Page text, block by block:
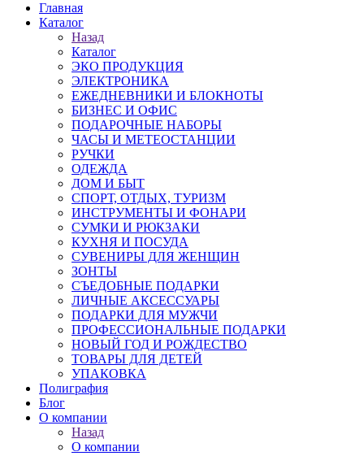
Главная
Каталог
Назад
Каталог
ЭКО ПРОДУКЦИЯ
ЭЛЕКТРОНИКА
ЕЖЕДНЕВНИКИ И БЛОКНОТЫ
БИЗНЕС И ОФИС
ПОДАРОЧНЫЕ НАБОРЫ
ЧАСЫ И МЕТЕОСТАНЦИИ
РУЧКИ
ОДЕЖДА
ДОМ И БЫТ
СПОРТ, ОТДЫХ, ТУРИЗМ
ИНСТРУМЕНТЫ И ФОНАРИ
СУМКИ И РЮКЗАКИ
КУХНЯ И ПОСУДА
СУВЕНИРЫ ДЛЯ ЖЕНЩИН
ЗОНТЫ
СЪЕДОБНЫЕ ПОДАРКИ
ЛИЧНЫЕ АКСЕССУАРЫ
ПОДАРКИ ДЛЯ МУЖЧИ
ПРОФЕССИОНАЛЬНЫЕ ПОДАРКИ
НОВЫЙ ГОД И РОЖДЕСТВО
ТОВАРЫ ДЛЯ ДЕТЕЙ
УПАКОВКА
Полиграфия
Блог
О компании
Назад
О компании